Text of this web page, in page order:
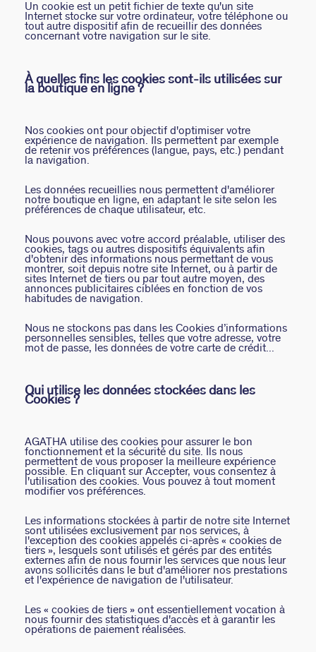
Un cookie est un petit fichier de texte qu'un site
Internet stocke sur votre ordinateur, votre téléphone ou
tout autre dispositif afin de recueillir des données
concernant votre navigation sur le site.
À quelles fins les cookies sont-ils utilisées sur
la boutique en ligne ?
Nos cookies ont pour objectif d'optimiser votre
expérience de navigation. Ils permettent par exemple
de retenir vos préférences (langue, pays, etc.) pendant
la navigation.
Les données recueillies nous permettent d'améliorer
notre boutique en ligne, en adaptant le site selon les
préférences de chaque utilisateur, etc.
Nous pouvons avec votre accord préalable, utiliser des
cookies, tags ou autres dispositifs équivalents afin
d'obtenir des informations nous permettant de vous
montrer, soit depuis notre site Internet, ou à partir de
sites Internet de tiers ou par tout autre moyen, des
annonces publicitaires ciblées en fonction de vos
habitudes de navigation.
Nous ne stockons pas dans les Cookies d’informations
personnelles sensibles, telles que votre adresse, votre
mot de passe, les données de votre carte de crédit...
Qui utilise les données stockées dans les
Cookies ?
AGATHA utilise des cookies pour assurer le bon
fonctionnement et la sécurité du site. Ils nous
permettent de vous proposer la meilleure expérience
possible. En cliquant sur Accepter, vous consentez à
l'utilisation des cookies. Vous pouvez à tout moment
modifier vos préférences.
Les informations stockées à partir de notre site Internet
sont utilisées exclusivement par nos services, à
l'exception des cookies appelés ci-après « cookies de
tiers », lesquels sont utilisés et gérés par des entités
externes afin de nous fournir les services que nous leur
avons sollicités dans le but d'améliorer nos prestations
et l'expérience de navigation de l'utilisateur.
Les « cookies de tiers » ont essentiellement vocation à
nous fournir des statistiques d'accès et à garantir les
opérations de paiement réalisées.